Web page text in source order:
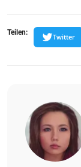
Teilen:
Twitter